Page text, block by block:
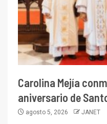
Carolina Mejía
aniversario de
agosto 5, 2026 JANET